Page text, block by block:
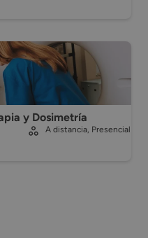
y Dosimetría
A distancia, Presencial